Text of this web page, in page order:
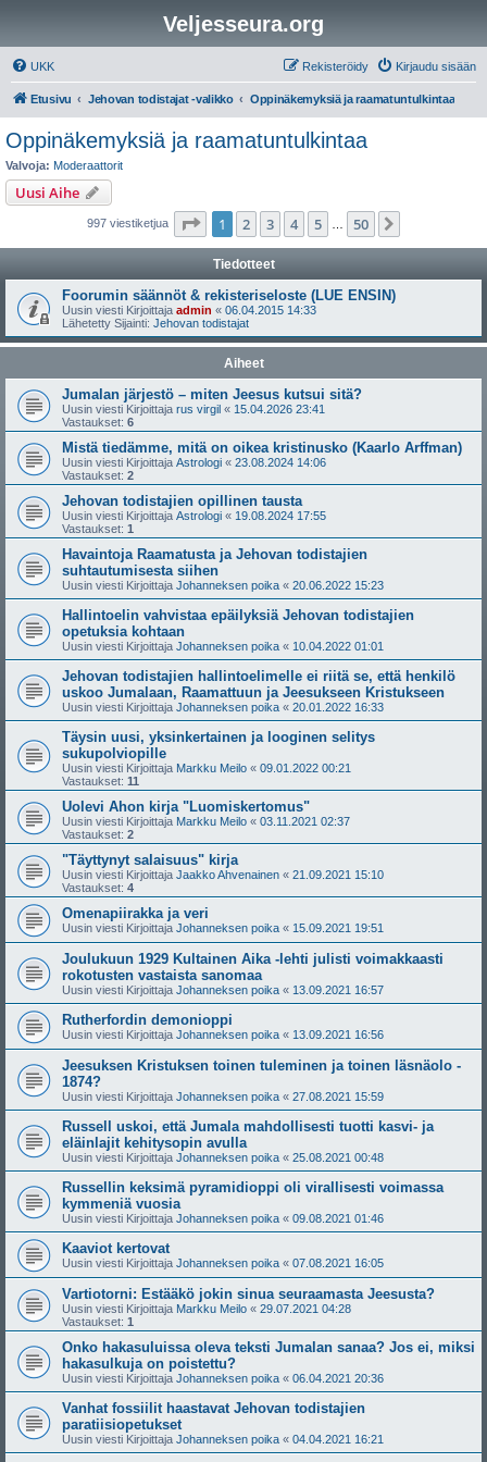
Veljesseura.org
UKK Kirjaudu sisään
Rekisteröidy
Etusivu Jehovan todistajat -valikko Oppinäkemyksiä ja raamatuntulkintaa
Oppinäkemyksiä ja raamatuntulkintaa
Valvoja: Moderaattorit
Uusi Aihe
997 viestiketjua Sivu /50
1 2 3 4 5 50
Tiedotteet
Foorumin säännöt & rekisteriseloste (LUE ENSIN)
Uusin viesti Kirjoittaja admin « 06.04.2015 14:33
Lähetetty Sijainti: Jehovan todistajat
Aiheet
Jumalan järjestö – miten Jeesus kutsui sitä?
Uusin viesti Kirjoittaja rus virgil « 15.04.2026 23:41
Vastaukset: 6
Mistä tiedämme, mitä on oikea kristinusko (Kaarlo Arffman)
Uusin viesti Kirjoittaja Astrologi « 23.08.2024 14:06
Vastaukset: 2
Jehovan todistajien opillinen tausta
Uusin viesti Kirjoittaja Astrologi « 19.08.2024 17:55
Vastaukset: 1
Havaintoja Raamatusta ja Jehovan todistajien
suhtautumisesta siihen
Uusin viesti Kirjoittaja Johanneksen poika « 20.06.2022 15:23
Hallintoelin vahvistaa epäilyksiä Jehovan todistajien
opetuksia kohtaan
Uusin viesti Kirjoittaja Johanneksen poika « 10.04.2022 01:01
Jehovan todistajien hallintoelimelle ei riitä se, että henkilö
uskoo Jumalaan, Raamattuun ja Jeesukseen Kristukseen
Uusin viesti Kirjoittaja Johanneksen poika « 20.01.2022 16:33
Täysin uusi, yksinkertainen ja looginen selitys
sukupolviopille
Uusin viesti Kirjoittaja Markku Meilo « 09.01.2022 00:21
Vastaukset: 11
Uolevi Ahon kirja "Luomiskertomus"
Uusin viesti Kirjoittaja Markku Meilo « 03.11.2021 02:37
Vastaukset: 2
"Täyttynyt salaisuus" kirja
Uusin viesti Kirjoittaja Jaakko Ahvenainen « 21.09.2021 15:10
Vastaukset: 4
Omenapiirakka ja veri
Uusin viesti Kirjoittaja Johanneksen poika « 15.09.2021 19:51
Joulukuun 1929 Kultainen Aika -lehti julisti voimakkaasti
rokotusten vastaista sanomaa
Uusin viesti Kirjoittaja Johanneksen poika « 13.09.2021 16:57
Rutherfordin demonioppi
Uusin viesti Kirjoittaja Johanneksen poika « 13.09.2021 16:56
Jeesuksen Kristuksen toinen tuleminen ja toinen läsnäolo -
1874?
Uusin viesti Kirjoittaja Johanneksen poika « 27.08.2021 15:59
Russell uskoi, että Jumala mahdollisesti tuotti kasvi- ja
eläinlajit kehitysopin avulla
Uusin viesti Kirjoittaja Johanneksen poika « 25.08.2021 00:48
Russellin keksimä pyramidioppi oli virallisesti voimassa
kymmeniä vuosia
Uusin viesti Kirjoittaja Johanneksen poika « 09.08.2021 01:46
Kaaviot kertovat
Uusin viesti Kirjoittaja Johanneksen poika « 07.08.2021 16:05
Vartiotorni: Estääkö jokin sinua seuraamasta Jeesusta?
Uusin viesti Kirjoittaja Markku Meilo « 29.07.2021 04:28
Vastaukset: 1
Onko hakasuluissa oleva teksti Jumalan sanaa? Jos ei, miksi
hakasulkuja on poistettu?
Uusin viesti Kirjoittaja Johanneksen poika « 06.04.2021 20:36
Vanhat fossiilit haastavat Jehovan todistajien
paratiisiopetukset
Uusin viesti Kirjoittaja Johanneksen poika « 04.04.2021 16:21